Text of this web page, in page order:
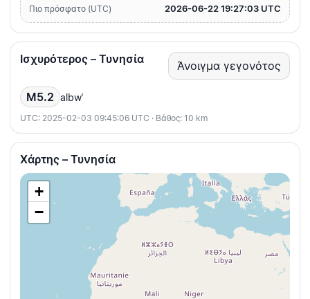
Πιο πρόσφατο (UTC) 2026-06-22 19:27:03 UTC
Ισχυρότερος – Τυνησία Άνοιγμα γεγονότος
M5.2 albwʿ
UTC: 2025-02-03 09:45:06 UTC · Βάθος: 10 km
Χάρτης – Τυνησία
+
−